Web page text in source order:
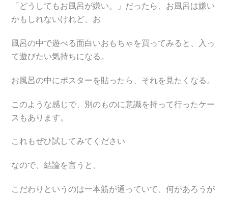
「どうしてもお風呂が嫌い。」だったら、お風呂は嫌い
かもしれないけれど、お
風呂の中で遊べる面白いおもちゃを買ってみると、入っ
て遊びたい気持ちになる。
お風呂の中にポスターを貼ったら、それを見たくなる。
このような感じで、別のものに意識を持って行ったケー
スもあります。
これもぜひ試してみてください
なので、結論を言うと、
こだわりというのは一本筋が通っていて、何があろうが